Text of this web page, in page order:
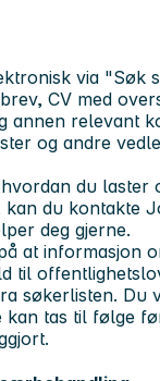
via "Søk
CV med
annen relevant
og andre
du laster
kan du kontakte
deg gjerne.
at informasjon
til
søkerlisten. Du
kan tas til følge